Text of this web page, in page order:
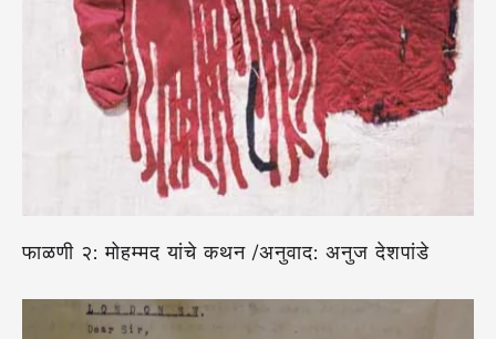
फाळणी २: मोहम्मद यांचे कथन /अनुवाद: अनुज देशपांडे